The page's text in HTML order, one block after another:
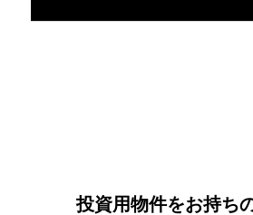
投資用物件をお持ち